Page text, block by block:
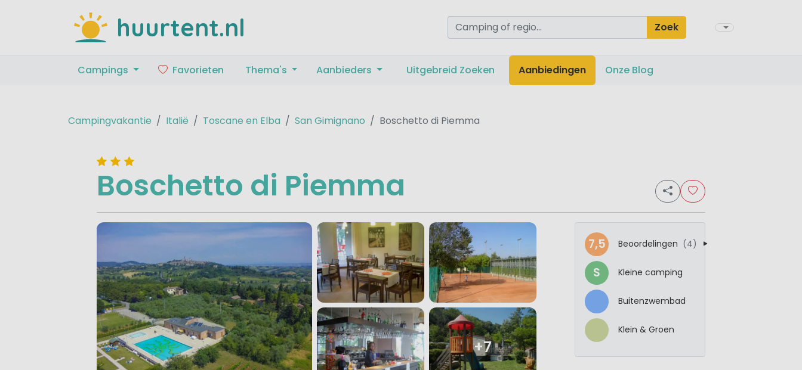
huurtent.nl Zoek
Campings Favorieten Thema's Aanbieders Uitgebreid Zoeken Aanbiedingen Onze Blog
Campingvakantie Italië Toscane en Elba San Gimignano Boschetto di Piemma
Boschetto di Piemma
+7
7,5 Beoordelingen (4)
S Kleine camping
Buitenzwembad
Klein & Groen